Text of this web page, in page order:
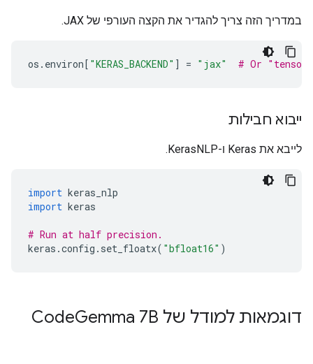
במדריך הזה צריך להגדיר את הקצה העורפי של JAX.
os . environ[ "KERAS_BACKEND" ] = "jax" # Or
ייבוא חבילות
לייבא את Keras ו-KerasNLP.
import keras_nlp
import keras
# Run at half precision.
keras .config . set_floatx( "bfloat16" )
דוגמאות למודל של Code Gemma 7B